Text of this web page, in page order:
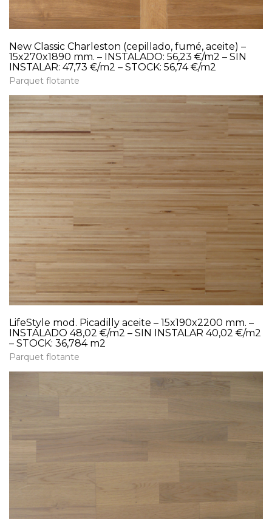
New Classic Charleston (cepillado, fumé, aceite) –
15x270x1890 mm. – INSTALADO: 56,23 €/m2 – SIN
INSTALAR: 47,73 €/m2 – STOCK: 56,74 €/m2
Parquet flotante
LifeStyle mod. Picadilly aceite – 15x190x2200 mm. –
INSTALADO 48,02 €/m2 – SIN INSTALAR 40,02 €/m2
– STOCK: 36,784 m2
Parquet flotante